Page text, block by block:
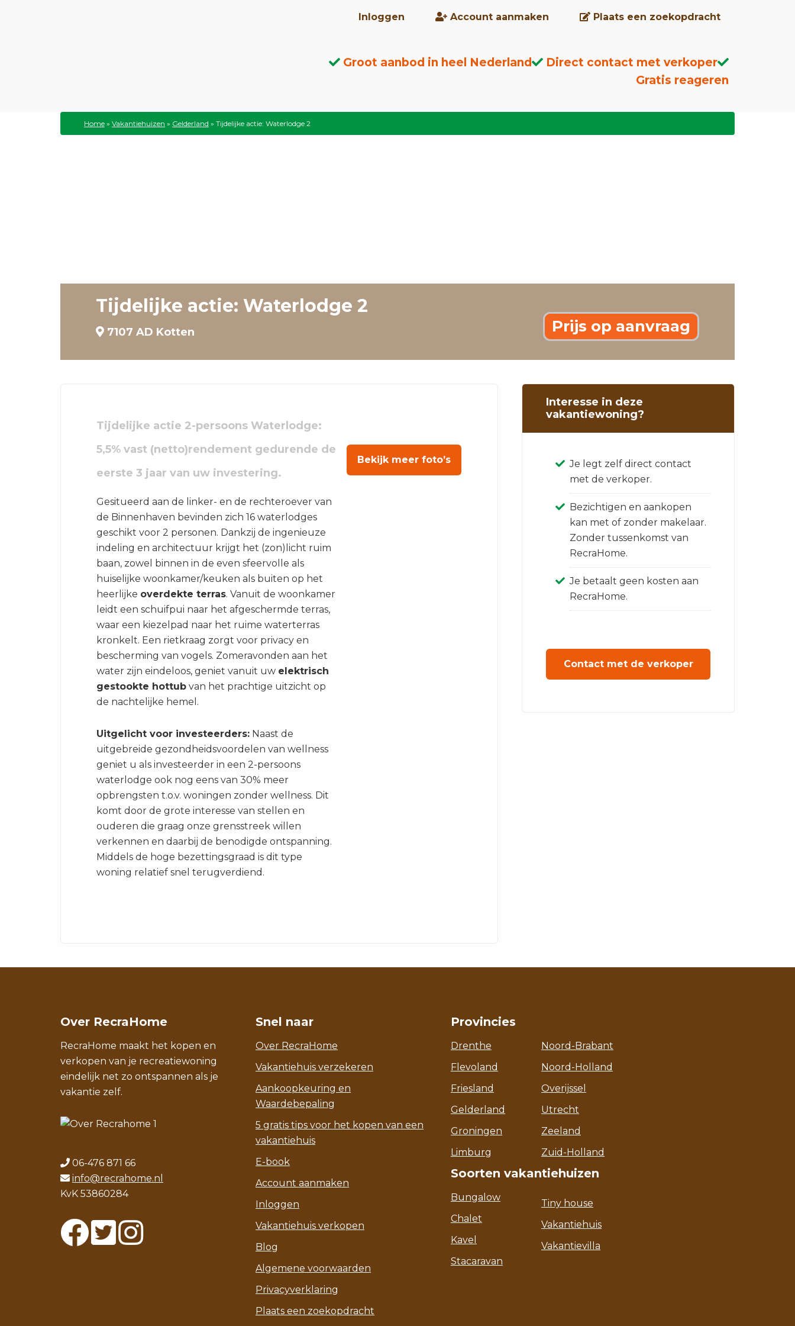
Inloggen Account aanmaken Plaats een zoekopdracht
Groot aanbod in heel Nederland
Direct contact met verkoper
Gratis reageren
Home » Vakantiehuizen » Gelderland » Tijdelijke actie: Waterlodge 2
Tijdelijke actie: Waterlodge 2
7107 AD Kotten Prijs op aanvraag
Tijdelijke actie 2-persoons Waterlodge:
5,5% vast (netto)rendement gedurende de
eerste 3 jaar van uw investering.
Gesitueerd aan de linker- en de rechteroever van
de Binnenhaven bevinden zich 16 waterlodges
geschikt voor 2 personen. Dankzij de ingenieuze
indeling en architectuur krijgt het (zon)licht ruim
baan, zowel binnen in de even sfeervolle als
huiselijke woonkamer/keuken als buiten op het
heerlijke overdekte terras. Vanuit de woonkamer
leidt een schuifpui naar het afgeschermde terras,
waar een kiezelpad naar het ruime waterterras
kronkelt. Een rietkraag zorgt voor privacy en
bescherming van vogels. Zomeravonden aan het
water zijn eindeloos, geniet vanuit uw elektrisch
gestookte hottub van het prachtige uitzicht op
de nachtelijke hemel.
Uitgelicht voor investeerders: Naast de
uitgebreide gezondheidsvoordelen van wellness
geniet u als investeerder in een 2-persoons
waterlodge ook nog eens van 30% meer
opbrengsten t.o.v. woningen zonder wellness. Dit
komt door de grote interesse van stellen en
ouderen die graag onze grensstreek willen
verkennen en daarbij de benodigde ontspanning.
Middels de hoge bezettingsgraad is dit type
woning relatief snel terugverdiend.
Bekijk meer foto’s
Interesse in deze
vakantiewoning?
Je legt zelf direct contact
met de verkoper.
Bezichtigen en aankopen
kan met of zonder makelaar.
Zonder tussenkomst van
RecraHome.
Je betaalt geen kosten aan
RecraHome.
Contact met de verkoper
Over RecraHome
RecraHome maakt het kopen en
verkopen van je recreatiewoning
eindelijk net zo ontspannen als je
vakantie zelf.
06-476 871 66
info@recrahome.nl
KvK 53860284
Snel naar
Over RecraHome
Vakantiehuis verzekeren
Aankoopkeuring en
Waardebepaling
5 gratis tips voor het kopen van een
vakantiehuis
E-book
Account aanmaken
Inloggen
Vakantiehuis verkopen
Blog
Algemene voorwaarden
Privacyverklaring
Plaats een zoekopdracht
Provincies
Drenthe
Flevoland
Friesland
Gelderland
Groningen
Limburg
Noord-Brabant
Noord-Holland
Overijssel
Utrecht
Zeeland
Zuid-Holland
Soorten vakantiehuizen
Bungalow
Chalet
Kavel
Stacaravan
Tiny house
Vakantiehuis
Vakantievilla